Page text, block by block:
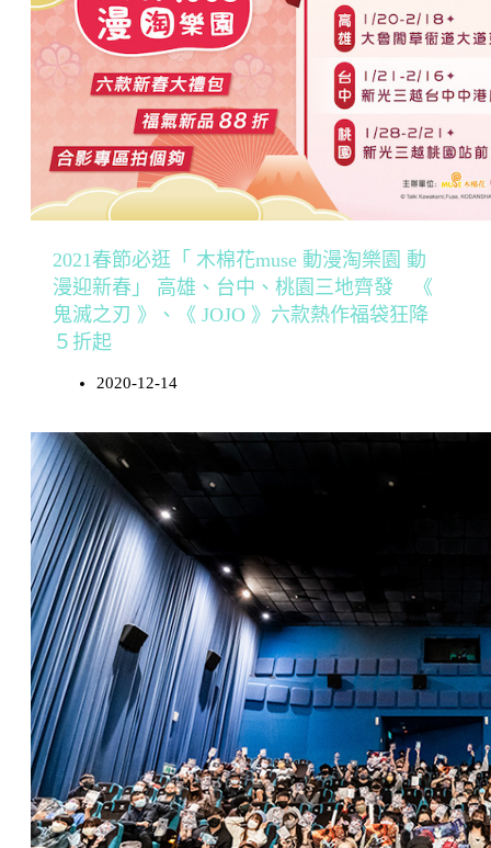
2021春節必逛「 木棉花muse 動漫淘樂園 動
漫迎新春」 高雄、台中、桃園三地齊發 《
鬼滅之刃 》、《 JOJO 》六款熱作福袋狂降
５折起
2020-12-14